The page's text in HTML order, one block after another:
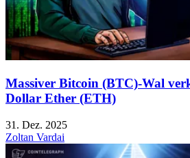
Massiver Bitcoin (BTC)-Wal
Dollar Ether (ETH)
31. Dez. 2025
Zoltan Vardai